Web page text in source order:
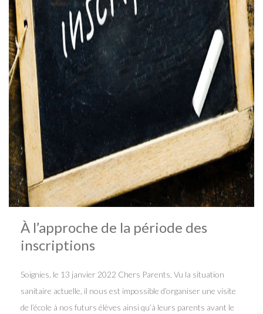
À l’approche de la période des
inscriptions
Soignies, le 13 janvier 2022 Chers Parents, Vu la situation
sanitaire actuelle, il nous est impossible d’organiser une visite
de l’école à nos futurs élèves ainsi qu’à leurs parents avant le